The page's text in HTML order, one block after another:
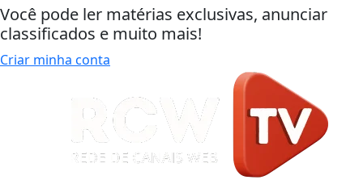
Você pode ler matérias exclusivas, anunciar
classificados e muito mais!
Criar minha conta